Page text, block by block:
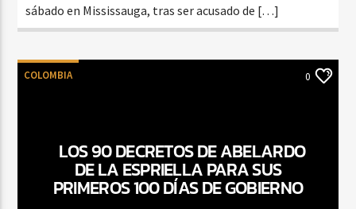
sábado en Mississauga, tras ser acusado de […]
COLOMBIA 0
LOS 90 DECRETOS DE ABELARDO
DE LA ESPRIELLA PARA SUS
PRIMEROS 100 DÍAS DE GOBIERNO